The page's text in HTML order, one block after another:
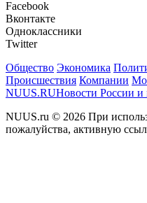
Facebook
Вконтакте
Одноклассники
Twitter
Общество Экономика
Происшествия Компании
NUUS.RUНовости России и
NUUS.ru © 2026 При
пожалуйства, активную